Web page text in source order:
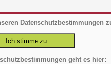
Datenschutzbestimmungen
geht es hier: